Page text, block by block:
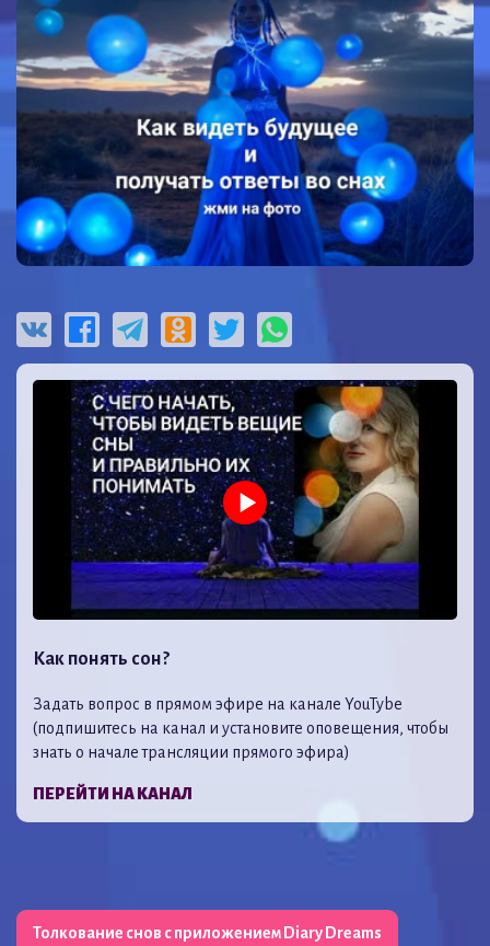
Как понять сон?
Задать вопрос в прямом эфире на канале YouTybe
(подпишитесь на канал и установите оповещения, чтобы
знать о начале трансляции прямого эфира)
ПЕРЕЙТИ НА КАНАЛ
Толкование снов с приложением Diary Dreams